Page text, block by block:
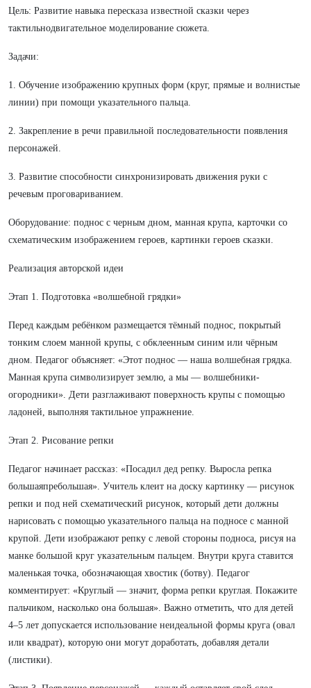
Цель: Развитие навыка пересказа известной сказки через
тактильнодвигательное моделирование сюжета.
Задачи:
1. Обучение изображению крупных форм (круг, прямые и волнистые
линии) при помощи указательного пальца.
2. Закрепление в речи правильной последовательности появления
персонажей.
3. Развитие способности синхронизировать движения руки с
речевым проговариванием.
Оборудование: поднос с черным дном, манная крупа, карточки со
схематическим изображением героев, картинки героев сказки.
Реализация авторской идеи
Этап 1. Подготовка «волшебной грядки»
Перед каждым ребёнком размещается тёмный поднос, покрытый
тонким слоем манной крупы, с обклеенным синим или чёрным
дном. Педагог объясняет: «Этот поднос — наша волшебная грядка.
Манная крупа символизирует землю, а мы — волшебники-
огородники». Дети разглаживают поверхность крупы с помощью
ладоней, выполняя тактильное упражнение.
Этап 2. Рисование репки
Педагог начинает рассказ: «Посадил дед репку. Выросла репка
большаяпребольшая». Учитель клеит на доску картинку — рисунок
репки и под ней схематический рисунок, который дети должны
нарисовать с помощью указательного пальца на подносе с манной
крупой. Дети изображают репку с левой стороны подноса, рисуя на
манке большой круг указательным пальцем. Внутри круга ставится
маленькая точка, обозначающая хвостик (ботву). Педагог
комментирует: «Круглый — значит, форма репки круглая. Покажите
пальчиком, насколько она большая». Важно отметить, что для детей
4–5 лет допускается использование неидеальной формы круга (овал
или квадрат), которую они могут доработать, добавляя детали
(листики).